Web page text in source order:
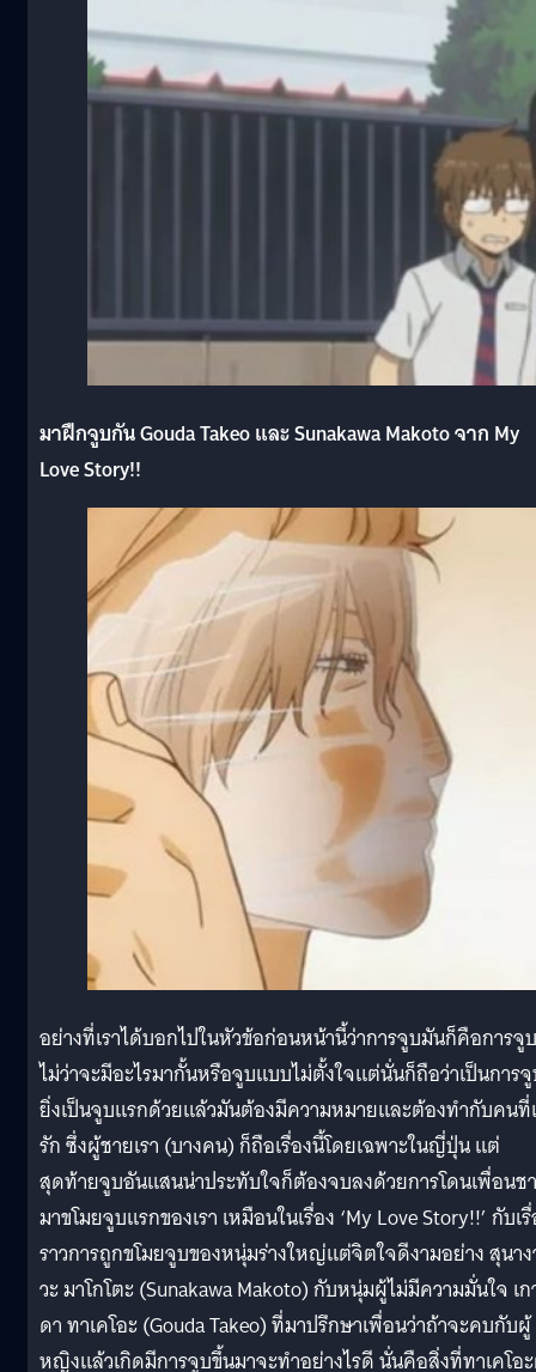
มาฝึกจูบกัน Gouda Takeo และ Sunakawa Makoto จาก My
Love Story!!
อย่างที่เราได้บอกไปในหัวข้อก่อนหน้านี้ว่าการจูบมันก็คือการจู
ไม่ว่าจะมีอะไรมากั้นหรือจูบแบบไม่ตั้งใจแต่นั่นก็ถือว่าเป็นการ
ยิ่งเป็นจูบแรกด้วยแล้วมันต้องมีความหมายและต้องทำกับคนที่
รัก ซึ่งผู้ชายเรา (บางคน) ก็ถือเรื่องนี้โดยเฉพาะในญี่ปุ่น แต่
สุดท้ายจูบอันแสนน่าประทับใจก็ต้องจบลงด้วยการโดนเพื่อนช
มาขโมยจูบแรกของเรา เหมือนในเรื่อง ‘My Love Story!!’ กับเ
ราวการถูกขโมยจูบของหนุ่มร่างใหญ่แต่จิตใจดีงามอย่าง สุนา
วะ มาโกโตะ (Sunakawa Makoto) กับหนุ่มผู้ไม่มีความมั่นใจ เ
ดา ทาเคโอะ (Gouda Takeo) ที่มาปรึกษาเพื่อนว่าถ้าจะคบกับผู้
หญิงแล้วเกิดมีการจูบขึ้นมาจะทำอย่างไรดี นั่นคือสิ่งที่ทาเคโอ